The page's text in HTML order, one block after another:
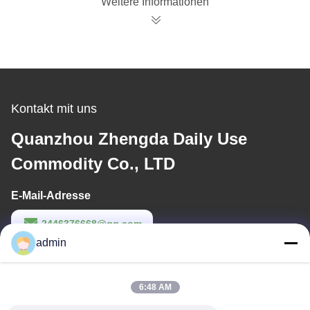
Kontakt mit uns
Quanzhou Zhengda Daily Use
Commodity Co., LTD
E-Mail-Adresse
2446376668@qq.com
Arbeitszeit
admin
6:48 AM